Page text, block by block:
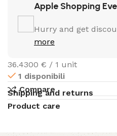
Apple Shopping
Hurry and get
more
36.4300 € / 1 unit
1 disponibili
Compare
Shipping and returns
Product care